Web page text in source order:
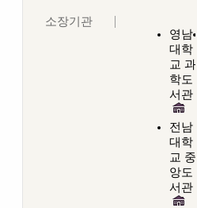
소장기관
영남
대학
교 과
학도
서관
전남
대학
교 중
앙도
서관